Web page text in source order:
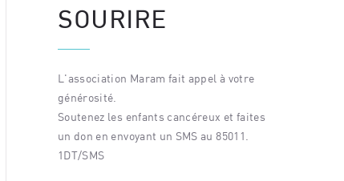
SOURIRE
L'association Maram fait appel à votre
générosité.
Soutenez les enfants cancéreux et faites
un don en envoyant un SMS au 85011.
1DT/SMS